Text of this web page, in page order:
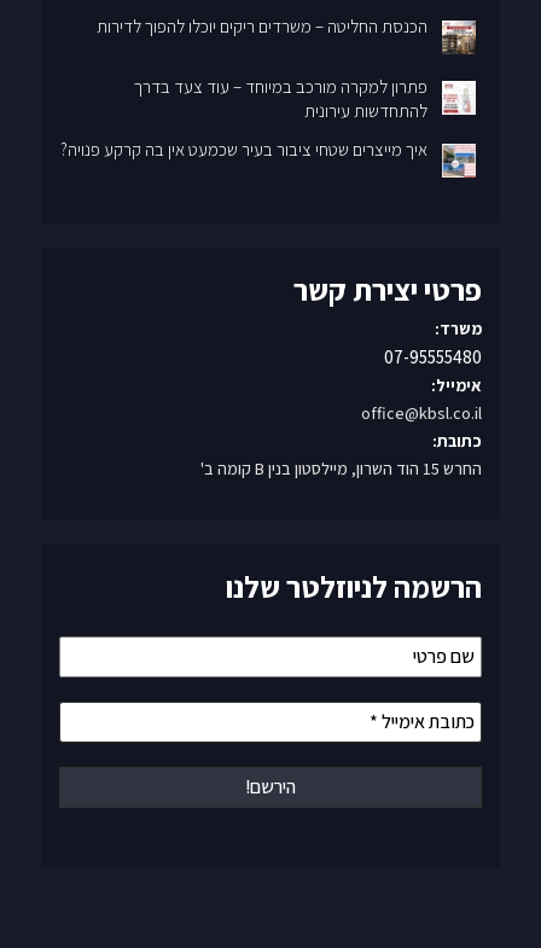
הכנסת החליטה – משרדים ריקים יוכלו להפוך לדירות
פתרון למקרה מורכב במיוחד – עוד צעד בדרך
להתחדשות עירונית
איך מייצרים שטחי ציבור בעיר שכמעט אין בה קרקע פנויה?
פרטי יצירת קשר
משרד:
07-95555480
אימייל:
office@kbsl.co.il
כתובת:
החרש 15 הוד השרון, מיילסטון בנין B קומה ב'
הרשמה לניוזלטר שלנו
שם
פרטי
כתובת
אימייל